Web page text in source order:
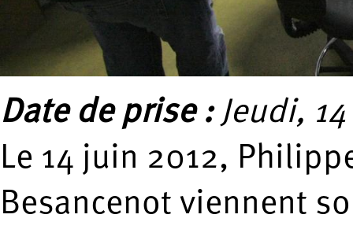
Date de prise : Jeudi,
Le 14 juin 2012,
Besancenot viennent